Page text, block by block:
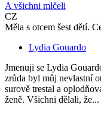
A všichni mlčeli
CZ
Měla s otcem šest dětí.
Lydia Gouardo
Jmenuji se Lydia
zrůda byl můj nevlastní
surově trestal a
ženě. Všichni dělali, že...